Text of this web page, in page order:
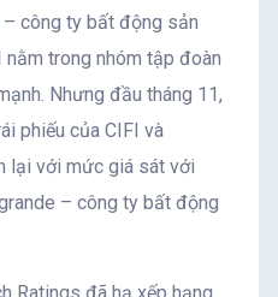
– công ty bất động sản
nằm trong nhóm tập đoàn
Nhưng đầu tháng 11,
phiếu của CIFI và
lại với mức giá sát với
– công ty bất động